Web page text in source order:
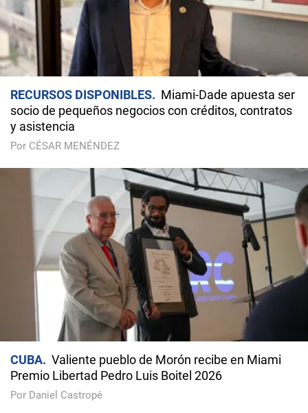
RECURSOS DISPONIBLES
Miami-Dade apuesta ser
socio de pequeños negocios con créditos, contratos
y asistencia
Por CÉSAR MENÉNDEZ
CUBA
Valiente pueblo de Morón recibe en Miami
Premio Libertad Pedro Luis Boitel 2026
Por Daniel Castropé